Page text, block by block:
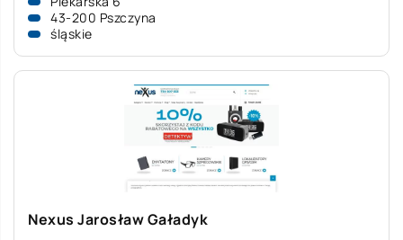
43-200 Pszczyna
śląskie
Nexus Jarosław Gaładyk